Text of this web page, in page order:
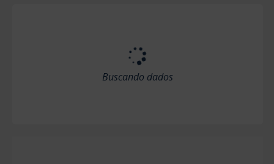
Buscando dados